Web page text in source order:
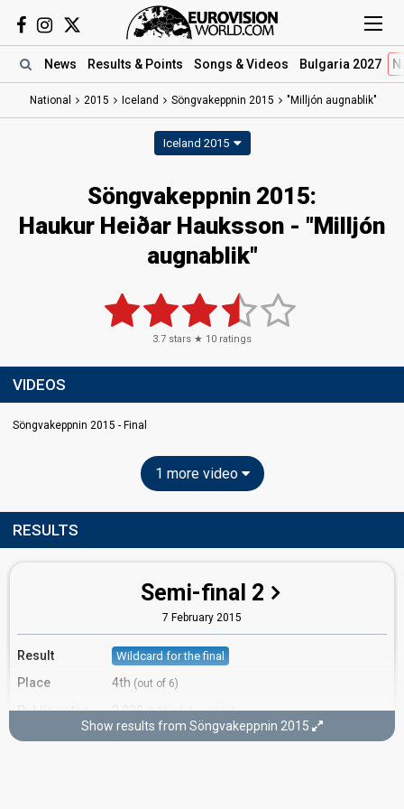
News Results & Points Songs & Videos Bulgaria 2027
National 2015 Iceland Söngvakeppnin 2015 "Milljón augnablik"
Iceland 2015
Söngvakeppnin 2015:
Haukur Heiðar Hauksson - "Milljón
augnablik"
3.7 stars ★ 10 ratings
VIDEOS
Söngvakeppnin 2015 - Final
1 more video
RESULTS
Semi-final 2
7 February 2015
Result Wildcard for the final
Place 4th (out of 6)
Public votes 2,899(13% of the votes)
Running order 1
Show results from Söngvakeppnin 2015